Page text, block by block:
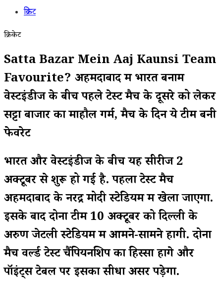
क्रिकेट
क्रिकेट
Satta Bazar Mein Aaj Kaunsi Team
Favourite? अहमदाबाद में भारत बनाम
वेस्टइंडीज के बीच पहले टेस्ट मैच के दूसरे को लेकर
सट्टा बाजार का माहौल गर्म, मैच के दिन ये टीम बनी
फेवरेट
भारत और वेस्टइंडीज के बीच यह सीरीज 2
अक्टूबर से शुरू हो गई है. पहला टेस्ट मैच
अहमदाबाद के नरेंद्र मोदी स्टेडियम में खेला जाएगा.
इसके बाद दोनों टीमें 10 अक्टूबर को दिल्ली के
अरुण जेटली स्टेडियम में आमने-सामने होंगी. दोनों
मैच वर्ल्ड टेस्ट चैंपियनशिप का हिस्सा होंगे और
पॉइंट्स टेबल पर इसका सीधा असर पड़ेगा.